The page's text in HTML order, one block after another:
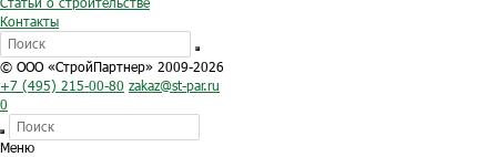
Контакты
© ООО «СтройПартнер» 2009-2026
+7 (495) 215-00-80 zakaz@st-par.ru
0
Меню